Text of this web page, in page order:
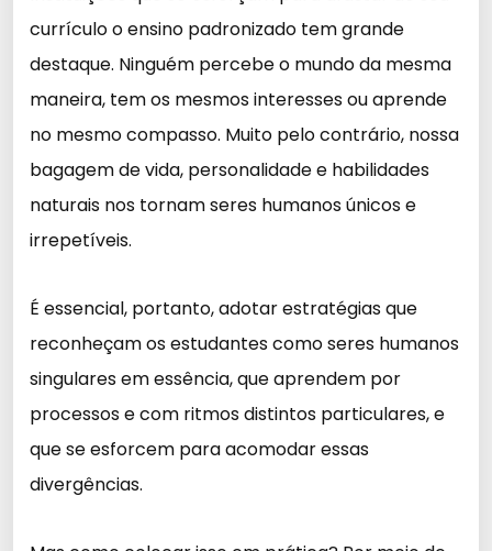
currículo o ensino padronizado tem grande
destaque. Ninguém percebe o mundo da mesma
maneira, tem os mesmos interesses ou aprende
no mesmo compasso. Muito pelo contrário, nossa
bagagem de vida, personalidade e habilidades
naturais nos tornam seres humanos únicos e
irrepetíveis.
É essencial, portanto, adotar estratégias que
reconheçam os estudantes como seres humanos
singulares em essência, que aprendem por
processos e com ritmos distintos particulares, e
que se esforcem para acomodar essas
divergências.